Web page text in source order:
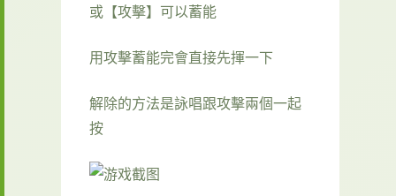
或【攻擊】可以蓄能
用攻擊蓄能完會直接先揮一下
解除的方法是詠唱跟攻擊兩個一起
按